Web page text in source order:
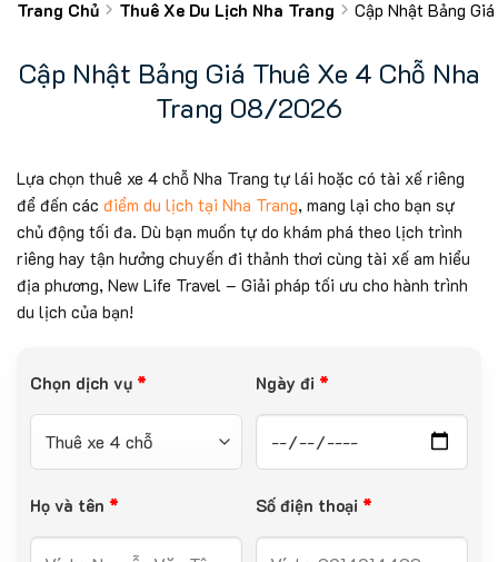
Trang Chủ Thuê Xe Du Lịch Nha Trang Cập Nhật Bảng
Cập Nhật Bảng Giá Thuê Xe 4 Chỗ Nha
Trang 08/2026
Lựa chọn thuê xe 4 chỗ Nha Trang tự lái hoặc có tài xế riêng
để đến các điểm du lịch tại Nha Trang, mang lại cho bạn sự
chủ động tối đa. Dù bạn muốn tự do khám phá theo lịch trình
riêng hay tận hưởng chuyến đi thảnh thơi cùng tài xế am hiểu
địa phương, New Life Travel – Giải pháp tối ưu cho hành trình
du lịch của bạn!
Chọn dịch vụ * Ngày đi *
Họ và tên * Số điện thoại *